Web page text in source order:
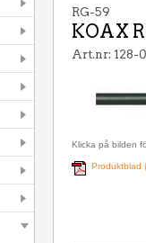
RG-59
KOAX
Art.nr: 128-
Klicka på bilden
Produktblad